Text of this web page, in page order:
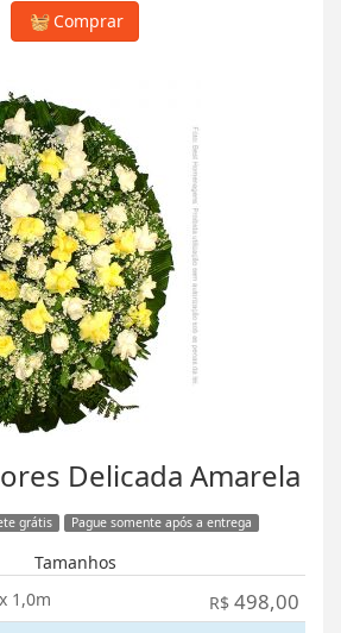
Comprar
Delicada Amarela
grátis Pague somente após a entrega
Tamanhos
1,0m
R$ 498,00